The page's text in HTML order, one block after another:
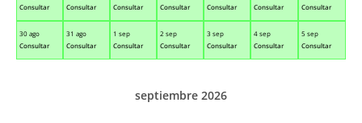
Consultar
Consultar
Consultar
Consultar
Consultar
Consultar
Consultar
30 ago
Consultar
31 ago
Consultar
1 sep
Consultar
2 sep
Consultar
3 sep
Consultar
4 sep
Consultar
5 sep
Consultar
septiembre 2026